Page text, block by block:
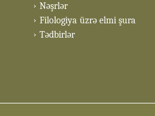
Nəşrlər
Filologiya üzrə elmi şura
Tədbirlər